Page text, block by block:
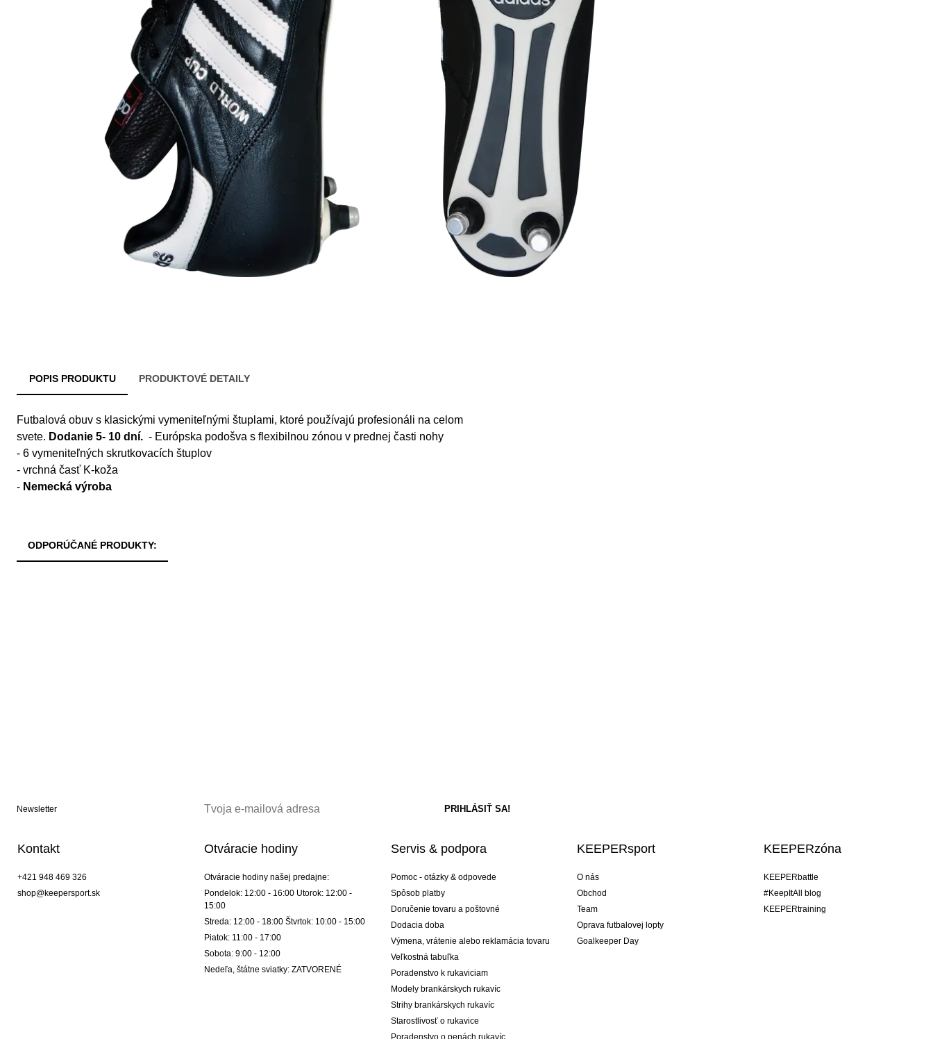
POPIS PRODUKTU PRODUKTOVÉ DETAILY
Futbalová obuv s klasickými vymeniteľnými štuplami, ktoré používajú profesionáli na celom
svete. Dodanie 5- 10 dní. - Európska podošva s flexibilnou zónou v prednej časti nohy
- 6 vymeniteľných skrutkovacích štuplov
- vrchná časť K-koža
- Nemecká výroba
ODPORÚČANÉ PRODUKTY:
Newsletter
Kontakt
+421 948 469 326
shop@keepersport.sk
Otváracie hodiny
Otváracie hodiny našej predajne:
Pondelok: 12:00 - 16:00 Utorok: 12:00 -
15:00
Streda: 12:00 - 18:00 Štvrtok: 10:00 - 15:00
Piatok: 11:00 - 17:00
Sobota: 9:00 - 12:00
Nedeľa, štátne sviatky: ZATVORENÉ
Servis & podpora
Pomoc - otázky & odpovede
Spôsob platby
Doručenie tovaru a poštovné
Dodacia doba
Výmena, vrátenie alebo reklamácia tovaru
Veľkostná tabuľka
Poradenstvo k rukaviciam
Modely brankárskych rukavíc
Strihy brankárskych rukavíc
Starostlivosť o rukavice
KEEPERsport
O nás
Obchod
Team
Oprava futbalovej lopty
Goalkeeper Day
KEEPERzóna
KEEPERbattle
#KeepItAll blog
KEEPERtraining